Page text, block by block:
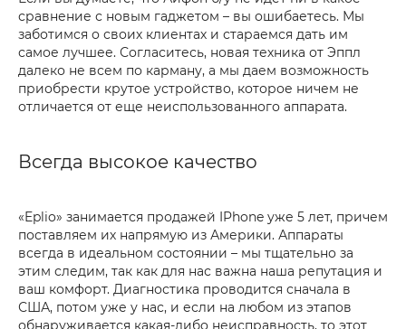
сравнение с новым гаджетом – вы ошибаетесь. Мы
заботимся о своих клиентах и стараемся дать им
самое лучшее. Согласитесь, новая техника от Эппл
далеко не всем по карману, а мы даем возможность
приобрести крутое устройство, которое ничем не
отличается от еще неиспользованного аппарата.
Всегда высокое качество
«Eplio» занимается продажей IPhone уже 5 лет, причем
поставляем их напрямую из Америки. Аппараты
всегда в идеальном состоянии – мы тщательно за
этим следим, так как для нас важна наша репутация и
ваш комфорт. Диагностика проводится сначала в
США, потом уже у нас, и если на любом из этапов
обнаруживается какая-либо неисправность, то этот